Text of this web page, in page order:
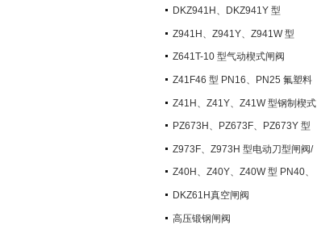
PN100~PN160 承插焊楔式闸阀
DKZ941H、DKZ941Y 型
PN10~PN100 钢制真空闸阀
Z941H、Z941Y、Z941W 型
PN100~PN200 钢制电动楔式闸阀
Z641T-10 型气动楔式闸阀
Z41F46 型 PN16、PN25 氟塑料
衬里楔式闸阀
Z41H、Z41Y、Z41W 型钢制楔式
闸阀PZ673H、PZ673F、PZ673Y 型
气动刀型闸阀/刀闸阀
Z973F、Z973H 型电动刀型闸阀/
刀闸阀
Z40H、Z40Y、Z40W 型 PN40、
PN63 钢制楔式闸阀
DKZ61H真空闸阀
高压锻钢闸阀